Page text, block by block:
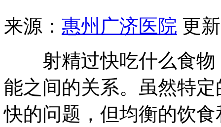
来源： 惠州广济医院 更
射精过快吃什么食物
能之间的关系。虽然特
快的问题，但均衡的饮